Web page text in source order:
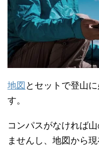
地図 とセットで登山
す。
コンパスがなければ
ませんし、地図から